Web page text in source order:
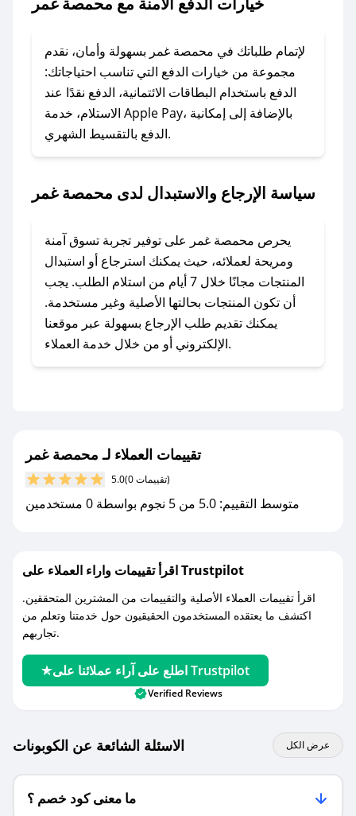
لا تقلق! يمكنك التواصل مع فريق دعم صحصح عبر
الرسائل الخاصة على تويتر أو البريد الإلكتروني،
وسنقوم بحل المشكلة في أسرع وقت ممكن.
### ماذا أفعل إذا لم أجد كود خصم لمتجري
المفضل؟
مراسلتنا مباشرة وسنعمل على توفير الكوبونات في
### كيف تحصل على كوبونات خصم حصرية من
محمصة غمر؟
للحصول على كوبونات وخصومات حصرية، قم بما
يلي:
- اضغط على أيقونة متابعة لمتجر محمصة غمر في
مع صحصح، تسوق بذكاء ووفّر على كل مشترياتك مع
كوبونات خصم حصرية من محمصة غمر!
لإتمام طلباتك في محمصة غمر بسهولة وأمان، نقدم
مجموعة من خيارات الدفع التي تناسب احتياجاتك:
الدفع باستخدام البطاقات الائتمانية، الدفع نقدًا عند
الاستلام، خدمة Apple Pay، بالإضافة إلى إمكانية
الدفع بالتقسيط الشهري.
سياسة الإرجاع والاستبدال لدى محمصة غمر
يحرص محمصة غمر على توفير تجربة تسوق آمنة
ومريحة لعملائه، حيث يمكنك استرجاع أو استبدال
المنتجات مجانًا خلال 7 أيام من استلام الطلب. يجب
أن تكون المنتجات بحالتها الأصلية وغير مستخدمة.
يمكنك تقديم طلب الإرجاع بسهولة عبر موقعنا
الإلكتروني أو من خلال خدمة العملاء.
تقييمات العملاء لـ محمصة غمر
5.0 (0 تقييمات)
متوسط التقييم: 5.0 من 5 نجوم بواسطة 0 مستخدمين
اقرأ تقييمات واراء العملاء على Trustpilot
اقرأ تقييمات العملاء الأصلية والتقييمات من المشترين المتحققين.
اكتشف ما يعتقده المستخدمون الحقيقيون حول خدمتنا وتعلم من
تجاربهم.
اطلع على آراء عملائنا على Trustpilot
Verified Reviews
الاسئلة الشائعة عن الكوبونات عرض الكل
ما معنى كود خصم ؟